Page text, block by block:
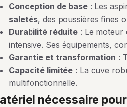
Conception de base : Les
saletés, des poussières fines
Durabilité réduite : Le moteur
intensive. Ses équipements,
Garantie et transformation :
Capacité limitée : La cuve
multifonctionnelle.
matériel nécessaire